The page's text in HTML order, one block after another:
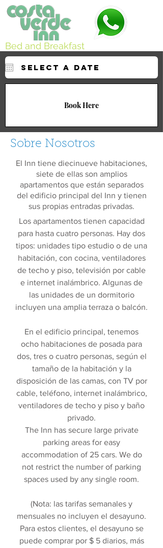
Bed and Breakfast
Book Here
Sobre Nosotros
El Inn tiene diecinueve habitaciones,
siete de ellas son amplios
apartamentos que están separados
del edificio principal del Inn y tienen
sus propias entradas privadas.
Los apartamentos tienen capacidad
para hasta cuatro personas. Hay dos
tipos: unidades tipo estudio o de una
habitación, con cocina, ventiladores
de techo y piso, televisión por cable
e internet inalámbrico. Algunas de
las unidades de un dormitorio
incluyen una amplia terraza o balcón.
En el edificio principal, tenemos
ocho habitaciones de posada para
dos, tres o cuatro personas, según el
tamaño de la habitación y la
disposición de las camas, con TV por
cable, teléfono, internet inalámbrico,
ventiladores de techo y piso y baño
privado.
The Inn has secure large private
parking areas for easy
accommodation of 25 cars. We do
not restrict the number of parking
spaces used by any single room.
(Nota: las tarifas semanales y
mensuales no incluyen el desayuno.
Para estos clientes, el desayuno se
puede comprar por $ 5 diarios, más